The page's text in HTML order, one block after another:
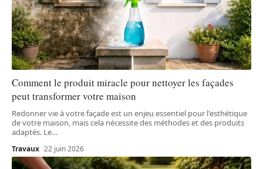
Comment le produit miracle pour nettoyer les façades
peut transformer votre maison
Redonner vie à votre façade est un enjeu essentiel pour l'esthétique
de votre maison, mais cela nécessite des méthodes et des produits
adaptés. Le…
Travaux 22 juin 2026